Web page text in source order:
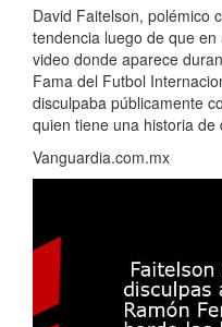
David Faitelson, polémico
tendencia luego de que
video donde aparece
Fama del Futbol
disculpaba públicamente
quien tiene una historia de
Vanguardia.com.mx